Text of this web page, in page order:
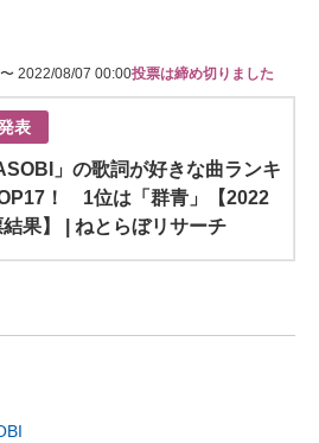
2022/08/07 00:00投票は締め切りました
表
」の歌詞が好きな曲ランキ
！ 1位は「群青」【2022
果】 | ねとらぼリサーチ